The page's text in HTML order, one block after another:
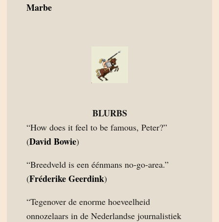
Marbe
BLURBS
“How does it feel to be famous, Peter?”
(David Bowie)
“Breedveld is een éénmans no-go-area.”
(Fréderike Geerdink)
“Tegenover de enorme hoeveelheid
onnozelaars in de Nederlandse journalistiek